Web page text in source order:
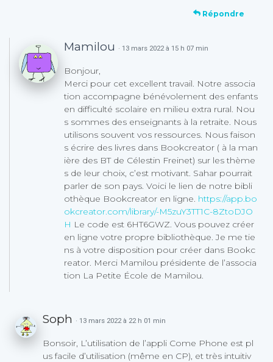
Répondre
Mamilou · 13 mars 2022 à 15 h 07 min
Bonjour,
Merci pour cet excellent travail. Notre associa
tion accompagne bénévolement des enfants
en difficulté scolaire en milieu extra rural. Nou
s sommes des enseignants à la retraite. Nous
utilisons souvent vos ressources. Nous faison
s écrire des livres dans Bookcreator ( à la man
ière des BT de Célestin Freinet) sur les thème
s de leur choix, c’est motivant. Sahar pourrait
parler de son pays. Voici le lien de notre bibli
othèque Bookcreator en ligne. https://app.bo
okcreator.com/library/-M5zuY3TT1C-8ZtoDJO
H Le code est 6HT6GWZ. Vous pouvez créer
en ligne votre propre bibliothèque. Je me tie
ns à votre disposition pour créer dans Bookc
reator. Merci Mamilou présidente de l’associa
tion La Petite École de Mamilou.
Soph · 13 mars 2022 à 22 h 01 min
Bonsoir, L’utilisation de l’appli Come Phone est pl
us facile d’utilisation (même en CP), et très intuitiv